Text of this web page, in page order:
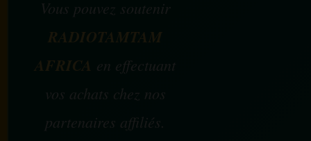
Vous pouvez soutenir
RADIOTAMTAM
AFRICA en effectuant
vos achats chez nos
partenaires affiliés.